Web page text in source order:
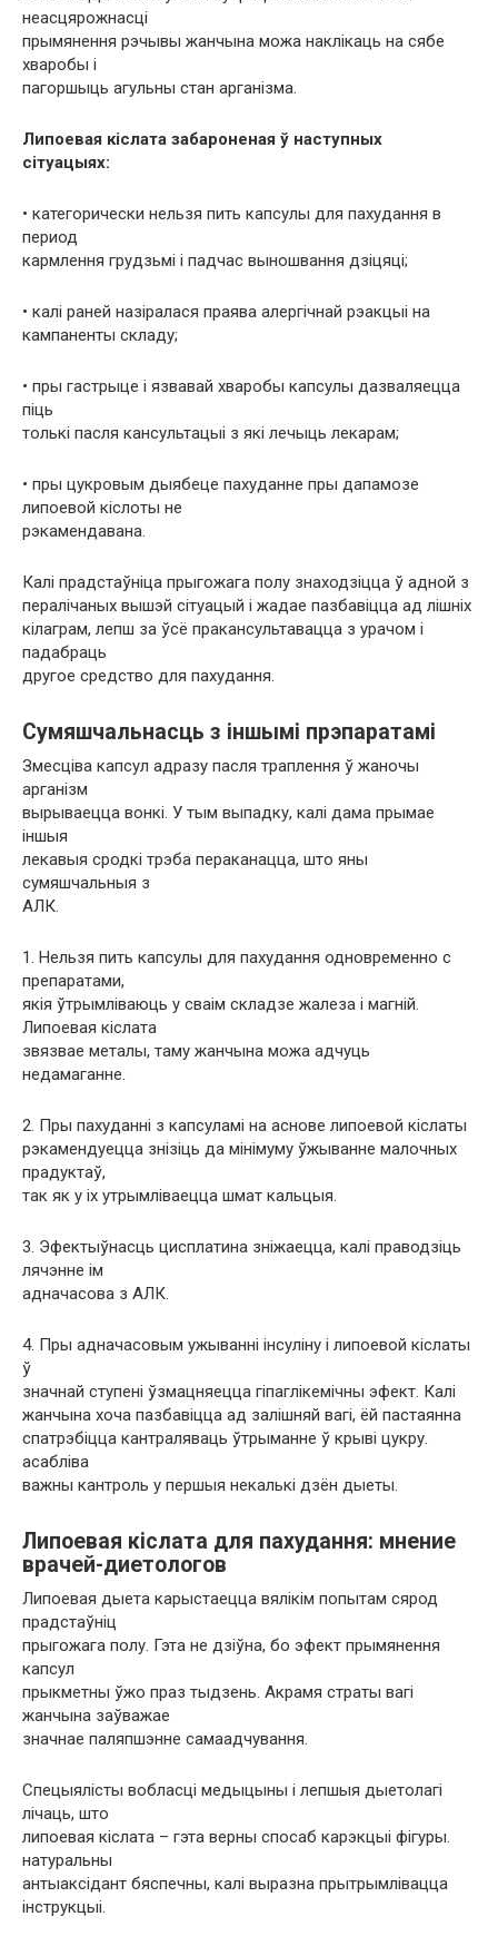
неасцярожнасці
прымянення рэчывы жанчына можа наклікаць на сябе
хваробы і
пагоршыць агульны стан арганізма.
Липоевая кіслата забароненая ў наступных
сітуацыях:
• категорически нельзя пить капсулы для пахудання в
период
кармлення грудзьмі і падчас выношвання дзіцяці;
• калі раней назіралася праява алергічнай рэакцыі на
кампаненты складу;
• пры гастрыце і язвавай хваробы капсулы дазваляецца
піць
толькі пасля кансультацыі з які лечыць лекарам;
• пры цукровым дыябеце пахуданне пры дапамозе
липоевой кіслоты не
рэкамендавана.
Калі прадстаўніца прыгожага полу знаходзіцца ў адной з
пералічаных вышэй сітуацый і жадае пазбавіцца ад лішніх
кілаграм, лепш за ўсё пракансультавацца з урачом і
падабраць
другое средство для пахудання.
Сумяшчальнасць з іншымі прэпаратамі
Змесціва капсул адразу пасля траплення ў жаночы
арганізм
вырываецца вонкі. У тым выпадку, калі дама прымае
іншыя
лекавыя сродкі трэба пераканацца, што яны
сумяшчальныя з
АЛК.
1. Нельзя пить капсулы для пахудання одновременно с
препаратами,
якія ўтрымліваюць у сваім складзе жалеза і магній.
Липоевая кіслата
звязвае металы, таму жанчына можа адчуць
недамаганне.
2. Пры пахуданні з капсуламі на аснове липоевой кіслаты
рэкамендуецца знізіць да мінімуму ўжыванне малочных
прадуктаў,
так як у іх утрымліваецца шмат кальцыя.
3. Эфектыўнасць цисплатина зніжаецца, калі праводзіць
лячэнне ім
адначасова з АЛК.
4. Пры адначасовым ужыванні інсуліну і липоевой кіслаты
ў
значнай ступені ўзмацняецца гіпаглікемічны эфект. Калі
жанчына хоча пазбавіцца ад залішняй вагі, ёй пастаянна
спатрэбіцца кантраляваць ўтрыманне ў крыві цукру.
асабліва
важны кантроль у першыя некалькі дзён дыеты.
Липоевая кіслата для пахудання: мнение
врачей-диетологов
Липоевая дыета карыстаецца вялікім попытам сярод
прадстаўніц
прыгожага полу. Гэта не дзіўна, бо эфект прымянення
капсул
прыкметны ўжо праз тыдзень. Акрамя страты вагі
жанчына заўважае
значнае паляпшэнне самаадчування.
Спецыялісты вобласці медыцыны і лепшыя дыетолагі
лічаць, што
липоевая кіслата – гэта верны спосаб карэкцыі фігуры.
натуральны
антыаксідант бяспечны, калі выразна прытрымлівацца
інструкцыі.